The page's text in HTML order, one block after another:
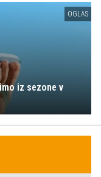
OGLAS
iz sezone v